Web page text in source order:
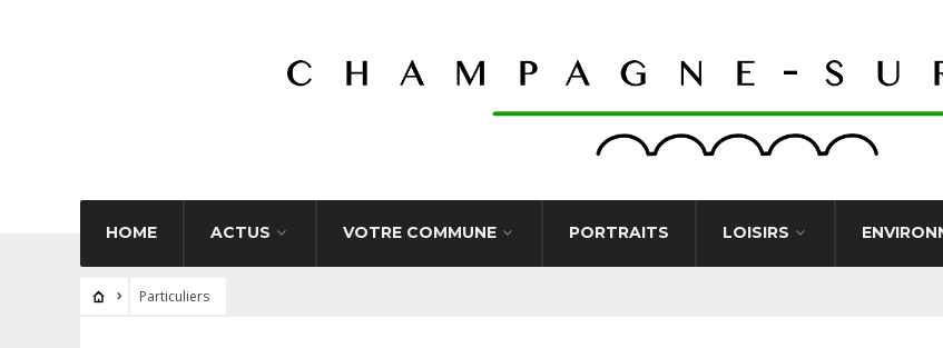
HOME ACTUS VOTRE COMMUNE PORTRAITS LOISIRS
Particuliers